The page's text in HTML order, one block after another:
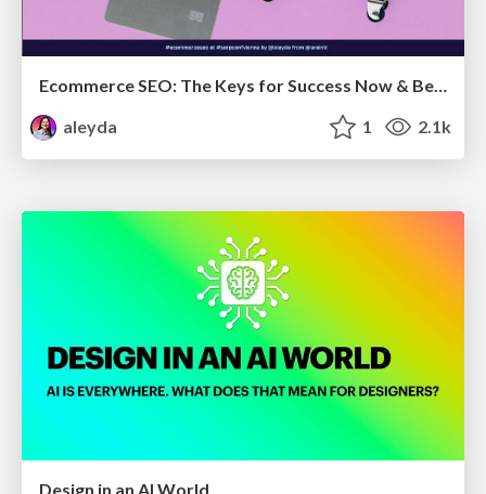
Ecommerce SEO: The Keys for Success Now & Beyond - #SERPConf2024
aleyda
1 2.1k
Design in an AI World